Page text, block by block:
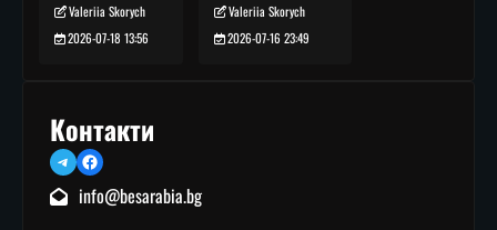
Valeriia Skorych
2026-07-18 13:56
Valeriia Skorych
2026-07-16 23:49
Контакти
TelegramFacebook
info@besarabia.bg